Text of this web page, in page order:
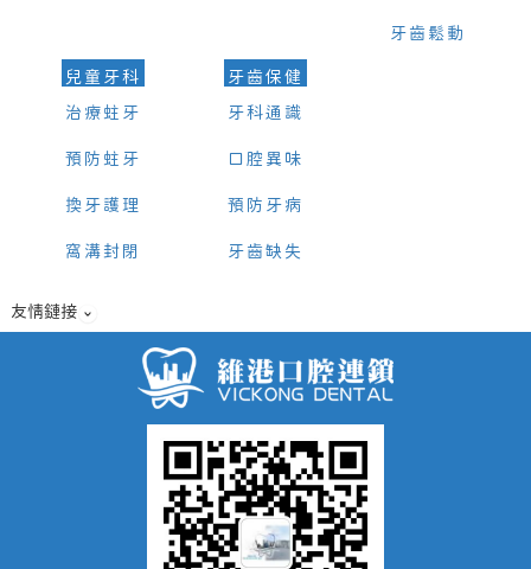
牙齒鬆動
兒童牙科
治療蛀牙
預防蛀牙
換牙護理
窩溝封閉
牙齒保健
牙科通識
口腔異味
預防牙病
牙齒缺失
友情鏈接